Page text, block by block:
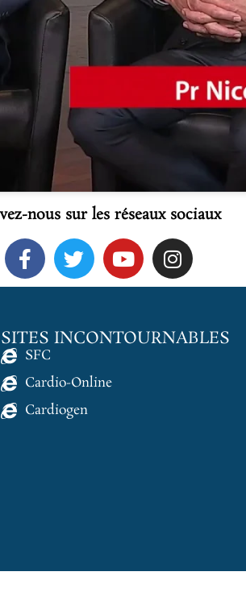
nous sur les réseaux sociaux
SITES INCONTOURNABLES
SFC
Cardio-Online
Cardiogen